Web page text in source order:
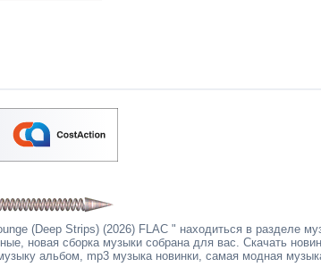
(Deep Strips) (2026) FLAC " находиться в разделе
новая сборка музыки собрана для вас. Скачать
альбом, mp3 музыка новинки, самая модная